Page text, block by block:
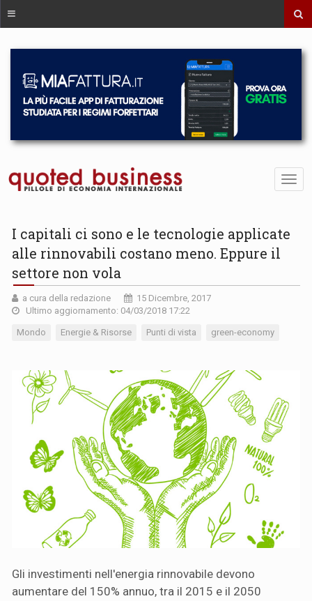
I capitali ci sono e le tecnologie applicate
alle rinnovabili costano meno. Eppure il
settore non vola
a cura della redazione
15 Dicembre, 2017
Ultimo aggiornamento: 04/03/2018 17:22
Mondo Energie & Risorse Punti di vista green-economy
Gli investimenti nell'energia rinnovabile devono
aumentare del 150% annuo, tra il 2015 e il 2050